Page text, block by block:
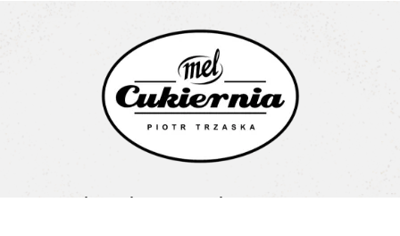
Cukiernia Mel Piotr Trzaska